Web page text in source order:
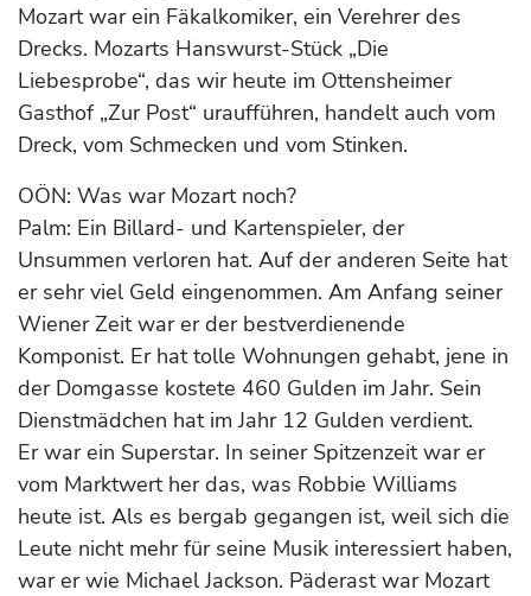
Mozart war ein Fäkalkomiker, ein Verehrer des
Drecks. Mozarts Hanswurst-Stück „Die
Liebesprobe“, das wir heute im Ottensheimer
Gasthof „Zur Post“ uraufführen, handelt auch vom
Dreck, vom Schmecken und vom Stinken.
OÖN: Was war Mozart noch?
Palm: Ein Billard- und Kartenspieler, der
Unsummen verloren hat. Auf der anderen Seite hat
er sehr viel Geld eingenommen. Am Anfang seiner
Wiener Zeit war er der bestverdienende
Komponist. Er hat tolle Wohnungen gehabt, jene in
der Domgasse kostete 460 Gulden im Jahr. Sein
Dienstmädchen hat im Jahr 12 Gulden verdient.
Er war ein Superstar. In seiner Spitzenzeit war er
vom Marktwert her das, was Robbie Williams
heute ist. Als es bergab gegangen ist, weil sich die
Leute nicht mehr für seine Musik interessiert haben,
war er wie Michael Jackson. Päderast war Mozart